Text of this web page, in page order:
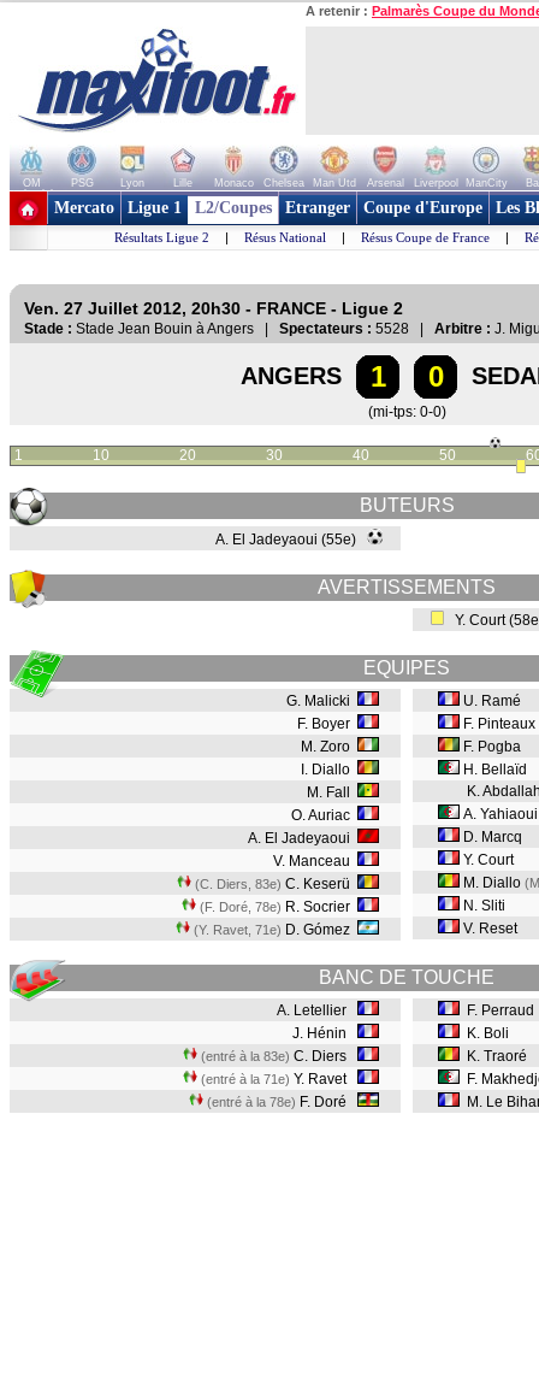
A retenir : Palmarès Coupe du
OM PSG Lyon Lille Monaco Chelsea Man Utd Arsenal Liverpool ManCity
+ de clubs
Mercato Ligue 1 L2/Coupes Etranger Coupe d'Europe Les
Résultats Ligue 2 | Résus National | Résus Coupe de France |
Ven. 27 Juillet 2012, 20h30 - FRANCE - Ligue 2
Stade : Stade Jean Bouin à Angers | Spectateurs : 5528 | Arbitre : J.
ANGERS 1 0
(mi-tps: 0-0)
1 10 20 30 40 50
BUTEURS
A. El Jadeyaoui (55e)
AVERTISSEMENTS
Y. Court
EQUIPES
G. Malicki
F. Boyer
M. Zoro
I. Diallo
M. Fall
O. Auriac
A. El Jadeyaoui
V. Manceau
(C. Diers, 83e) C. Keserü
(F. Doré, 78e) R. Socrier
(Y. Ravet, 71e) D. Gómez
U. Ramé
F. Pinteaux
F. Pogba
H. Bellaïd
K.
A.
D. Marcq
Y. Court
M. Diallo
N. Sliti
V. Reset
BANC DE TOUCHE
A. Letellier
J. Hénin
(entré à la 83e) C. Diers
(entré à la 71e) Y. Ravet
(entré à la 78e) F. Doré
F. Perraud
K. Boli
K. Traoré
F.
M. Le